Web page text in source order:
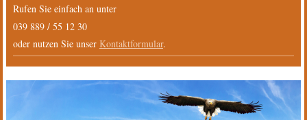
Rufen Sie einfach an unter
039 889 / 55 12 30
oder nutzen Sie unser Kontaktformular.